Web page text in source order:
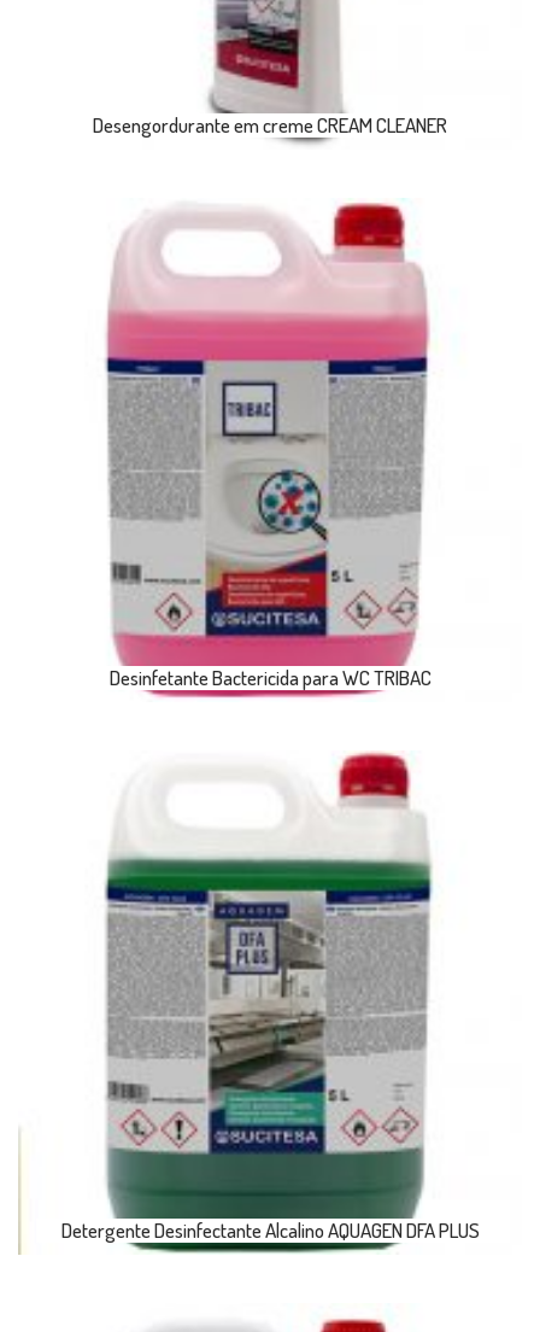
Desengordurante em creme CREAM CLEANER
Desinfetante Bactericida para WC TRIBAC
Detergente Desinfectante Alcalino AQUAGEN DFA PLUS